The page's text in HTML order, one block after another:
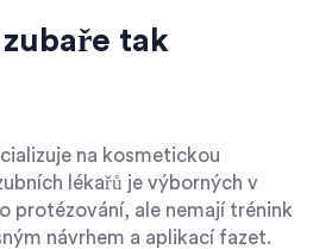
zubaře tak
na kosmetickou
lékařů je výborných v
protézování, ale nemají trénink
návrhem a aplikací fazet.